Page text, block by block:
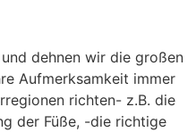
dehnen wir die großen
Aufmerksamkeit immer
richten- z.B. die
der Füße, -die richtige